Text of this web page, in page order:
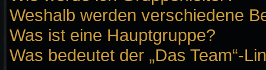
Weshalb werden verschiedene
Was ist eine Hauptgruppe?
Was bedeutet der „Das Team“-